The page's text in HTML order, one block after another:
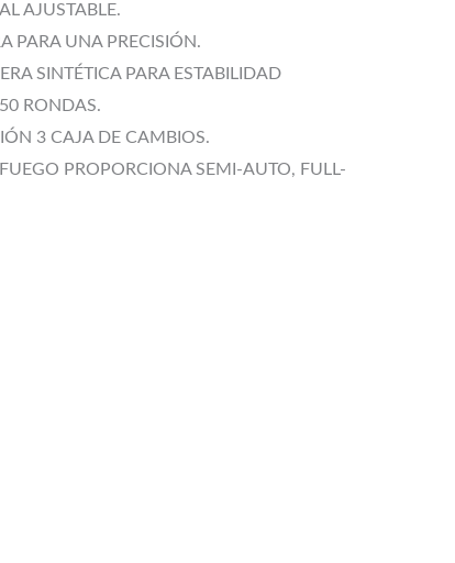
AJUSTABLE.
PARA UNA PRECISIÓN.
SINTÉTICA PARA ESTABILIDAD
RONDAS.
3 CAJA DE CAMBIOS.
PROPORCIONA SEMI-AUTO, FULL-